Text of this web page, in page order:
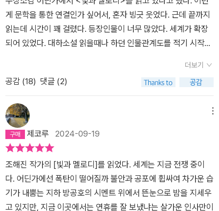
게 문학을 통한 연결인가 싶어서, 혼자 빙긋 웃었다. 근데 끝까지
읽는데 시간이 꽤 걸렸다. 등장인물이 너무 많았다. 세계가 확장
되어 있었다. 대하소설 읽을때나 하던 인물관계도를 적기 시작했
나 찾아보았다. 이 소설은 <빛의 호위>(2017)라는 단편의 확장
판이라고 했다. 조해진의 소설 두 권이 있었다. 다 읽은 <단순한
지 않아 남아있었다. <빛과 멜로디>를 읽고 <빛의 호위>를 읽
었는데, 후루룩 국수 넘기듯 읽을 수 있었다. 작가는 독자에게 ‘인
생에서 다른 사람을 살리는 일‘을 한 번이라도 해 본 적이 있는지
포탄이 떨어지고 사람이 죽고 난민이 된다. 내가 사는 이 땅도 바
로 지척에서 전쟁이 준비되고 있는 곳이기도 하다. 문학은 내가
느끼지 못하는 세계를 횡으로 종으로 확장해준다. 한강 작가가 전
더보기
공감 (18) 댓글 (2)
제코루 2024-09-19
조해진 작가의 [빛과 멜로디]를 읽었다. 세계는 지금 전쟁 중이
다. 어딘가에선 폭탄이 떨어질까 불안과 공포에 휩싸여 차가운 습
기가 내뿜는 지하 방공호의 시멘트 위에서 뜬눈으로 밤을 지세우
고 있지만, 지금 이곳에서는 연휴를 잘 보냈냐는 살가운 인사만이